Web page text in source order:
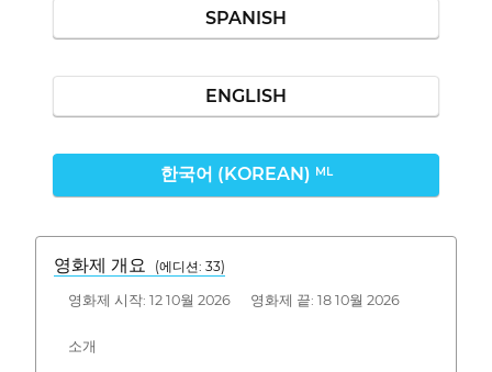
SPANISH
ENGLISH
한국어 (KOREAN) ML
영화제 개요 (에디션: 33)
영화제 시작: 12 10월 2026 영화제 끝: 18 10월 2026
소개